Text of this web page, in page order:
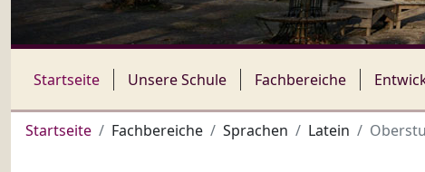
Startseite Unsere Schule Fachbereiche
Startseite Fachbereiche Sprachen Latein